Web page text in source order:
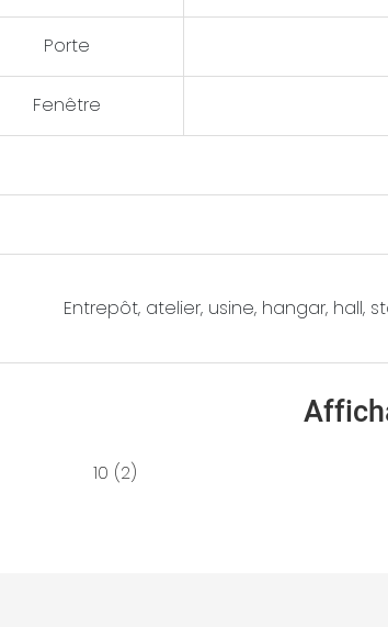
Porte
Fenêtre
Entrepôt, atelier, usine, hangar, hall,